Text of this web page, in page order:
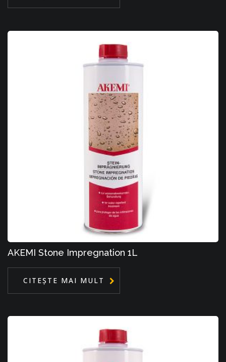
AKEMI Stone Impregnation 1L
CITEȘTE MAI MULT